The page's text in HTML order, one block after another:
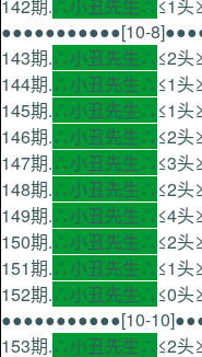
142期.∴小丑先生∴≤1头
●●●●●●●●●●●[10-
143期.∴小丑先生∴≤2头
144期.∴小丑先生∴≤1头
145期.∴小丑先生∴≤1头
146期.∴小丑先生∴≤2头
147期.∴小丑先生∴≤3头
148期.∴小丑先生∴≤2头
149期.∴小丑先生∴≤4头
150期.∴小丑先生∴≤2头
151期.∴小丑先生∴≤1头
152期.∴小丑先生∴≤0头
●●●●●●●●●●●[10-
153期.∴小丑先生∴≤2头